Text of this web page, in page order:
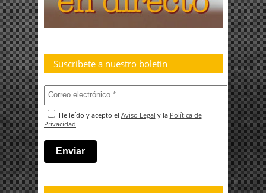
Suscríbete a nuestro boletín
He leído y acepto el Aviso Legal y la Política de
Privacidad